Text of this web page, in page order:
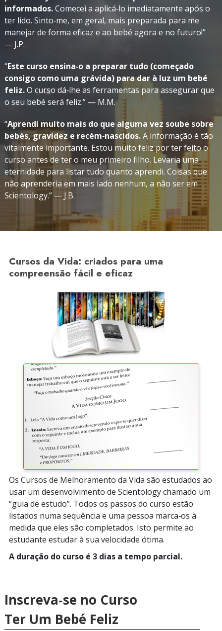
informados.Comecei a aplicá‑lo imediatamente após o
ter lido. Sinto‑me, em geral, mais preparada para me
manejar de forma eficaz e ao bebé agora e no futuro!”
— J.P.
“Este curso ensina‑o a preparar tudo (começado
consigo como uma grávida) para dar à luz um bebé
feliz.O curso dá‑lhe as ferramentas para assegurar que
o seu bebé será feliz.” — M.M.
“Aprendi muito mais do que alguma vez soube sobre
bebés, gravidez e recém‑nascidos.A informação é tão
vitalmente importante. Estou muito feliz por ter feito o
curso antes de ter o meu primeiro filho. Levaria uma
eternidade para listar tudo quanto aprendi. Coisas que
não aprenderia em mais lado nenhum, a não ser em
Scientology.” — J.B.
Cursos da Vida: criados para uma
compreensão fácil e eficaz
Os Cursos de Melhoramento da Vida são estudados ao
usar um desenvolvimento de Scientology chamado um
“guia de estudo”. Todos os passos do curso estão
listados numa sequência e uma pessoa marca‑os à
medida que eles são completados. Isto permite ao
estudante estudar à sua velocidade ótima.
A duração do curso é 3 dias a tempo parcial.
Inscreva‑se no Curso
Ter Um Bebé Feliz